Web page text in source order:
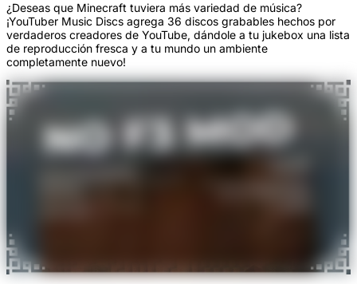
¿Deseas que Minecraft tuviera más variedad de música?
¡YouTuber Music Discs agrega 36 discos grabables hechos por
verdaderos creadores de YouTube, dándole a tu jukebox una lista
de reproducción fresca y a tu mundo un ambiente
completamente nuevo!